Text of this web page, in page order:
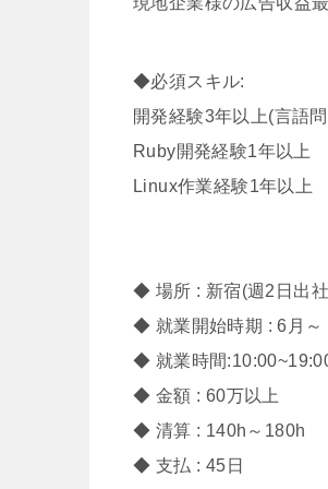
◆必須スキル:
開発経験3年以上(言語
Ruby開発経験1年以上
Linux作業経験1年以上
◆ 場所 : 新宿(週2日出
◆ 就業開始時期 : 6月～
◆ 就業時間
◆ 金額 : 60万以上
◆ 清算 : 140h～180h
◆ 支払 : 45日